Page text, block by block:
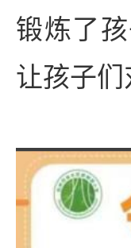
锻炼了
让孩子